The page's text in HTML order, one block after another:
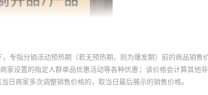
专指分销活动预热期（若无预热期，则为爆发期）前的商品销售
设置的指定人群单品优惠活动等各种优惠；该价格会计算其他
商家多次调整销售价格的，取当日最后展示的销售价格。